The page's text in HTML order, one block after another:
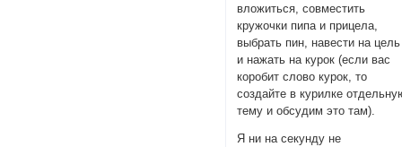
вложиться, совместить
кружочки пипа и прицела,
выбрать пин, навести на цель
и нажать на курок (если вас
коробит слово курок, то
создайте в курилке
тему и обсудим это там).
Я ни на секунду не